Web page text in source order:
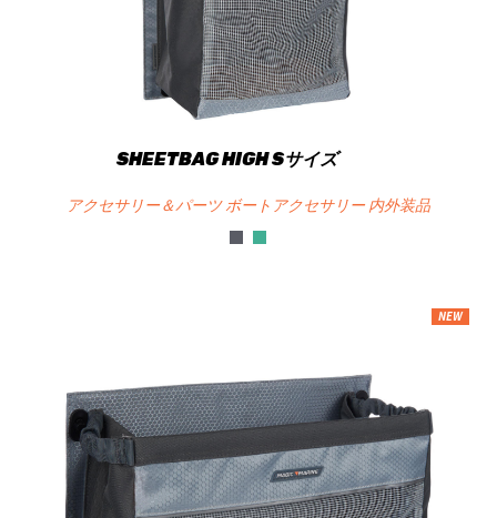
SHEETBAG HIGH Sサイズ
アクセサリー＆パーツ ボートアクセサリー 内外装品
NEW